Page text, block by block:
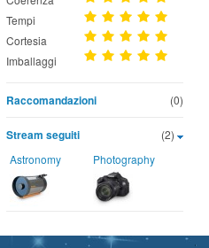
Tempi
Cortesia
Imballaggi
(0)
Raccomandazioni
(2)
Stream seguiti
Astronomy Photography